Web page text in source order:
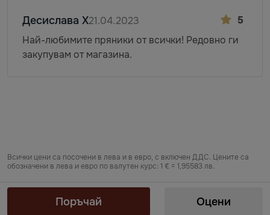
Поръчай Оцени
5
Десислава Х21.04.2023
Най-любимите пряники от всички! Редовно ги
закупувам от магазина.
Всички цени са посочени в лева и в евро, с включен ДДС. Цените са
обозначени в лева и евро по валутен курс: 1 € = 1,95583 лв.
Предоставяне на информация по чл. 55б, ал. 5 от Закона за въвеждане
на еврото в Република България от „БЕРЬОЗКА БЪЛГАРИЯ“ ЕООД от